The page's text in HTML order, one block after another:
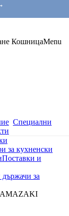
КошницаMenu
Специални
за кухненски
Поставки и
за